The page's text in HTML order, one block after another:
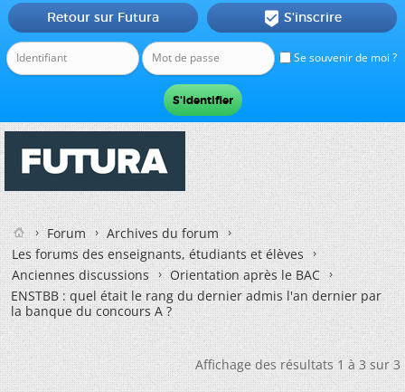
Se souvenir de moi ?
Retour sur Futura  S'inscrire
Forum
Archives du forum
Les forums des enseignants, étudiants et élèves
Anciennes discussions
Orientation après le BAC
ENSTBB : quel était le rang du dernier admis l'an dernier par
la banque du concours A ?
Affichage des résultats 1 à 3 sur 3